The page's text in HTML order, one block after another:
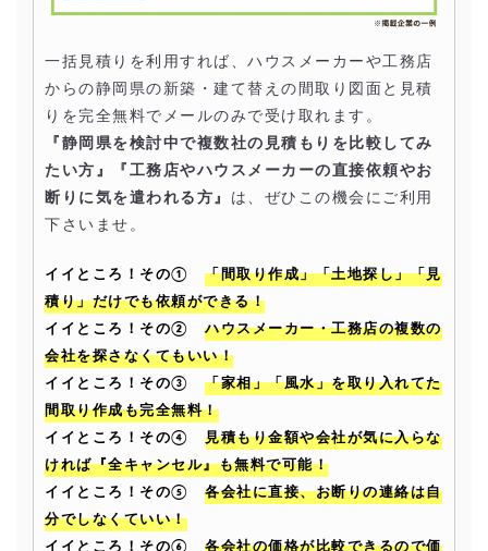
一括見積りを利用すれば、ハウスメーカーや工務店
からの静岡県の新築・建て替えの間取り図面と見積
りを完全無料でメールのみで受け取れます。
『静岡県を検討中で複数社の見積もりを比較してみ
たい方』『工務店やハウスメーカーの直接依頼やお
断りに気を遣われる方』
は、ぜひこの機会にご利用
下さいませ。
イイところ！その①
「間取り作成」「土地探し」「見
積り」だけでも依頼ができる！
イイところ！その②
ハウスメーカー・工務店の複数の
会社を探さなくてもいい！
イイところ！その③
「家相」「風水」を取り入れてた
間取り作成も完全無料！
イイところ！その④
見積もり金額や会社が気に入らな
ければ『全キャンセル』も無料で可能！
イイところ！その⑤
各会社に直接、お断りの連絡は自
分でしなくていい！
イイところ！その⑥
各会社の価格が比較できるので価